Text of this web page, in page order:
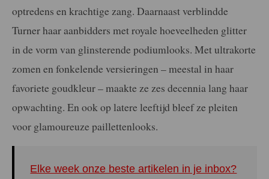
optredens en krachtige zang. Daarnaast verblindde
Turner haar aanbidders met royale hoeveelheden glitter
in de vorm van glinsterende podiumlooks. Met ultrakorte
zomen en fonkelende versieringen – meestal in haar
favoriete goudkleur – maakte ze zes decennia lang haar
opwachting. En ook op latere leeftijd bleef ze pleiten
voor glamoureuze paillettenlooks.
Elke week onze beste artikelen in je inbox?